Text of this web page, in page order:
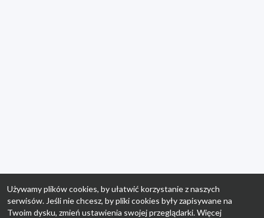
Używamy plików cookies, by ułatwić korzystanie z naszych
serwisów. Jeśli nie chcesz, by pliki cookies były zapisywane na
Twoim dysku, zmień ustawienia swojej przeglądarki. Więcej